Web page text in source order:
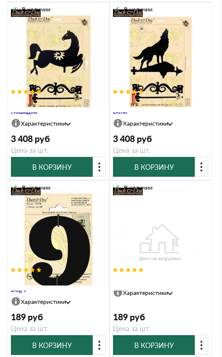
Флюгер большой Duck & Dog 088
Лошадка
В наличии
Характеристики
3 408 руб
Цена за шт.
В КОРЗИНУ
Флюгер большой Duck & Dog 090
Волк
В наличии
Характеристики
3 408 руб
Цена за шт.
В КОРЗИНУ
Цифра высотой 110 мм Duck &
Dog 9
В наличии
Характеристики
189 руб
Цена за шт.
В КОРЗИНУ
В наличии
Характеристики
189 руб
Цена за шт.
В КОРЗИНУ